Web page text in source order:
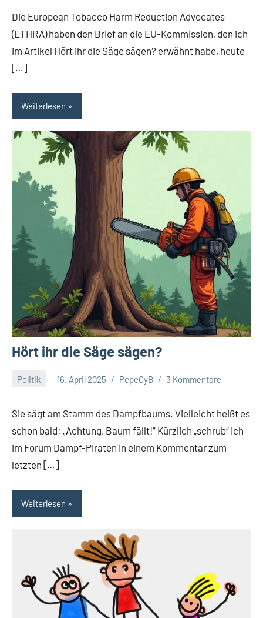
Die European Tobacco Harm Reduction Advocates
(ETHRA) haben den Brief an die EU-Kommission, den ich
im Artikel Hört ihr die Säge sägen? erwähnt habe, heute
[…]
Weiterlesen
Hört ihr die Säge sägen?
Politik 16. April 2025 PepeCyB 3 Kommentare
Sie sägt am Stamm des Dampfbaums. Vielleicht heißt es
schon bald: „Achtung, Baum fällt!“ Kürzlich „schrub“ ich
im Forum Dampf-Piraten in einem Kommentar zum
letzten […]
Weiterlesen